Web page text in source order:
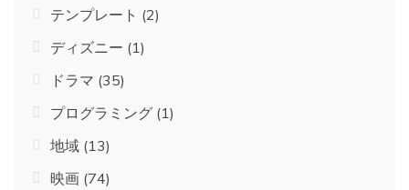
テンプレート (2)
ディズニー (1)
ドラマ (35)
プログラミング (1)
地域 (13)
映画 (74)